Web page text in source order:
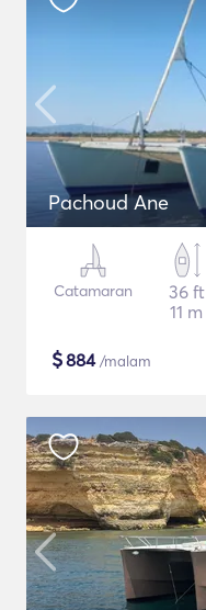
Pachoud Ane
Catamaran
36 ft
11 m
$884/malam